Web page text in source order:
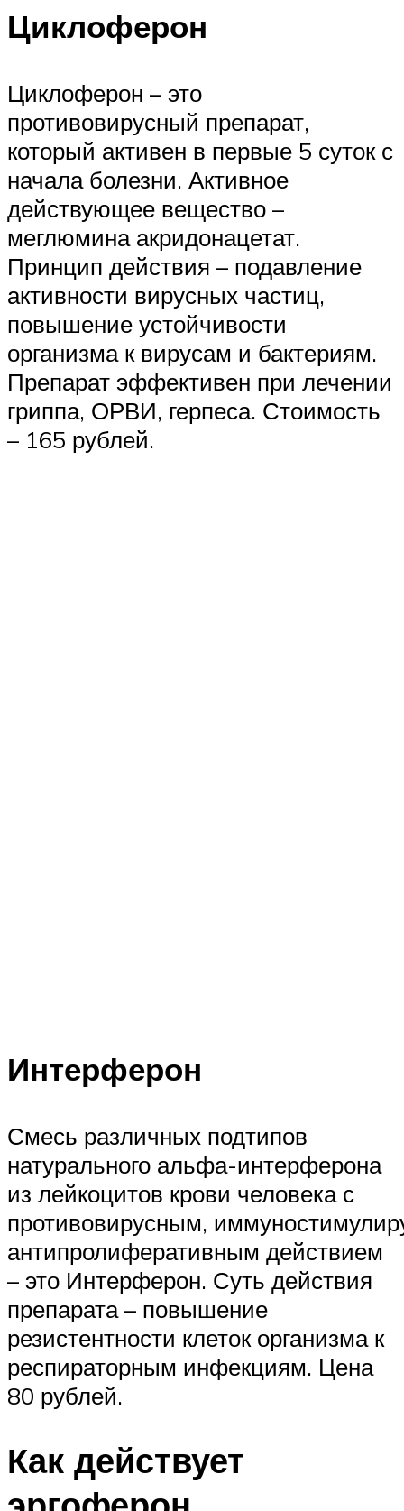
Циклоферон
Циклоферон – это
противовирусный препарат,
который активен в первые 5 суток с
начала болезни. Активное
действующее вещество –
меглюмина акридонацетат.
Принцип действия – подавление
активности вирусных частиц,
повышение устойчивости
организма к вирусам и бактериям.
Препарат эффективен при лечении
гриппа, ОРВИ, герпеса. Стоимость
– 165 рублей.
Интерферон
Смесь различных подтипов
натурального альфа-интерферона
из лейкоцитов крови человека с
противовирусным,
антипролиферативным действием
– это Интерферон. Суть действия
препарата – повышение
резистентности клеток организма к
респираторным инфекциям. Цена
80 рублей.
Как действует